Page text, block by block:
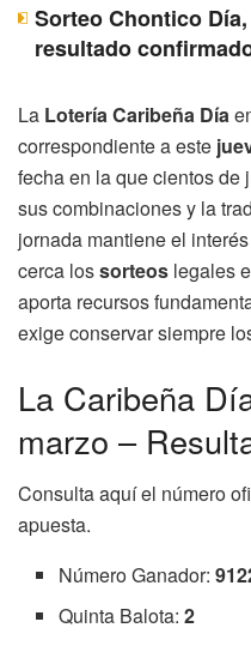
Sorteo Chontico
resultado
La Lotería Caribeña Día
correspondiente a este
fecha en la que cientos de
sus combinaciones y la
jornada mantiene el
cerca lossorteos legales
aporta recursos
exige conservar siempre
La Caribeña
marzo –
Consulta aquí el número
apuesta.
Número Ganador:
Quinta Balota:2